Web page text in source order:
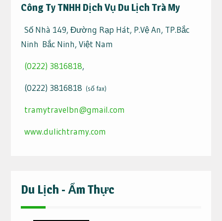
Công Ty TNHH Dịch Vụ Du Lịch Trà My
Số Nhà 149, Đường Rạp Hát, P.Vệ An, TP.Bắc
Ninh Bắc Ninh, Việt Nam
(0222) 3816818,
(0222) 3816818 (số fax)
tramytravelbn@gmail.com
www.dulichtramy.com
Du Lịch - Ẩm Thực